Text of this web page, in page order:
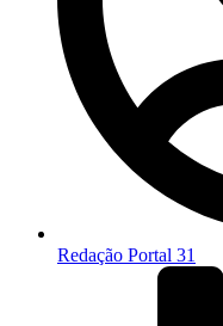
Redação Portal 31